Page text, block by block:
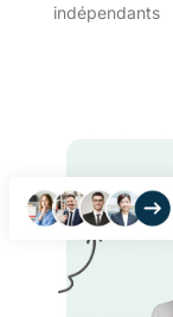
indépendants